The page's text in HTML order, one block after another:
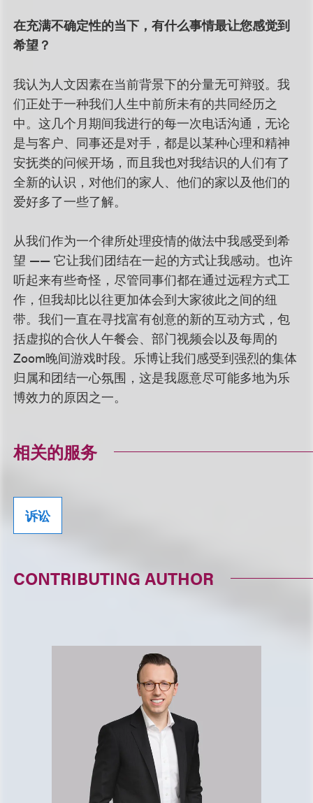
在充满不确定性的当下，有什么事情最让您感觉到
希望？
我认为人文因素在当前背景下的分量无可辩驳。我
们正处于一种我们人生中前所未有的共同经历之
中。这几个月期间我进行的每一次电话沟通，无论
是与客户、同事还是对手，都是以某种心理和精神
安抚类的问候开场，而且我也对我结识的人们有了
全新的认识，对他们的家人、他们的家以及他们的
爱好多了一些了解。
从我们作为一个律所处理疫情的做法中我感受到希
望 —— 它让我们团结在一起的方式让我感动。也许
听起来有些奇怪，尽管同事们都在通过远程方式工
作，但我却比以往更加体会到大家彼此之间的纽
带。我们一直在寻找富有创意的新的互动方式，包
括虚拟的合伙人午餐会、部门视频会以及每周的
Zoom晚间游戏时段。乐博让我们感受到强烈的集体
归属和团结一心氛围，这是我愿意尽可能多地为乐
博效力的原因之一。
相关的服务
诉讼
CONTRIBUTING AUTHOR